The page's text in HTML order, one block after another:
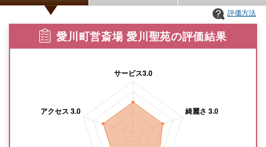
愛川町営斎場 愛川聖苑の評価結果
評価方法